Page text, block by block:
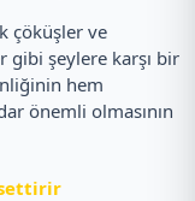
çöküşler ve
gibi şeylere karşı bir
hem
önemli olmasının